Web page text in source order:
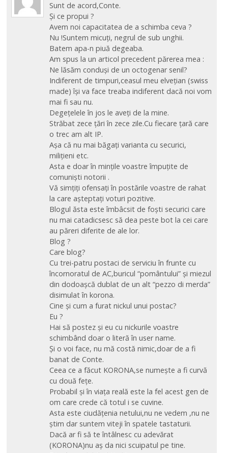
Sunt de acord,Conte.
Și ce propui ?
Avem noi capacitatea de a schimba ceva ?
Nu !Suntem micuți, negrul de sub unghii.
Batem apa-n piuă degeaba.
Am spus la un articol precedent părerea mea :
Ne lăsăm conduși de un octogenar senil?
Indiferent de timpuri,ceasul meu elvețian (swiss
made) își va face treaba indiferent dacă noi vom
mai fi sau nu.
Degețelele în jos le aveți de la mine.
Străbat zece țări în zece zile.Cu fiecare țară care
o trec am alt IP.
Așa că nu mai băgați varianta cu securici,
milițieni etc.
Asta e doar în mințile voastre împuțite de
comuniști notorii .
Vă simțiți ofensați în postările voastre de rahat
la care așteptați voturi pozitive.
Blogul ăsta este îmbâcsit de foști securici care
nu mai catadicsesc să dea peste bot la cei care
au păreri diferite de ale lor.
Blog ?
Care blog?
Cu trei-patru postaci de serviciu în frunte cu
încornoratul de AC,buricul “pomântului” și miezul
din dodoașcă dublat de un alt “pezzo di merda”
disimulat în korona.
Cine și cum a furat nickul unui postac?
Eu ?
Hai să postez și eu cu nickurile voastre
schimbând doar o literă în user name.
Și o voi face, nu mă costă nimic,doar de a fi
banat de Conte.
Ceea ce a făcut KORONA,se numește a fi curvă
cu două fețe.
Probabil și în viața reală este la fel acest gen de
om care crede că totul i se cuvine.
Asta este ciudățenia netului,nu ne vedem ,nu ne
știm dar suntem viteji în spatele tastaturii.
Dacă ar fi să te întâlnesc cu adevărat
(KORONA)nu aș da nici scuipatul pe tine.